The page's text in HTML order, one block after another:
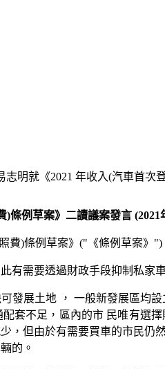
志明就《2021 年收入(汽車首次
條例草案》二讀議案發言 (2021
費)條例草案》("《條例草案
有需要透過財政手段抑制私家
發展土地 ， 一般新發展區均
套不足，區內的市 民唯有選
，但由於有需要買車的市民
的。